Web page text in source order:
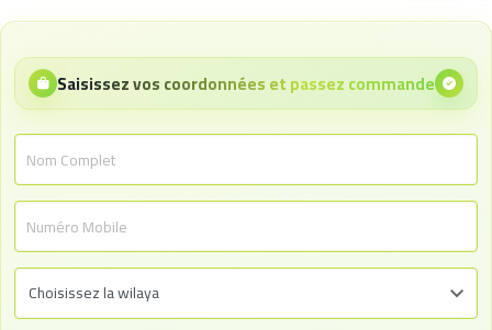
Saisissez vos coordonnées et passez commande